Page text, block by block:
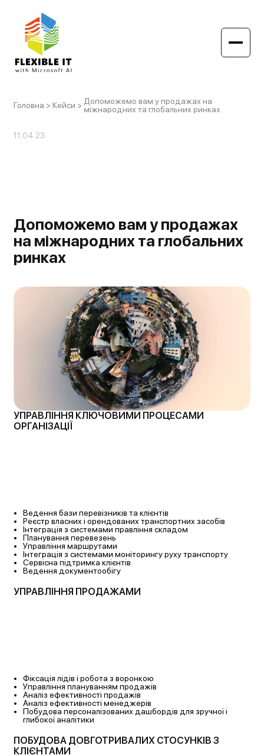
Головна > Кейси > Допоможемо вам у продажах на
міжнародних та глобальних ринках
11.04.23
Допоможемо вам у продажах
на міжнародних та глобальних
ринках
УПРАВЛІННЯ КЛЮЧОВИМИ ПРОЦЕСАМИ
ОРГАНІЗАЦІЇ
Ведення бази перевізників та клієнтів
Реєстр власних і орендованих транспортнихзасобів
Інтеграція з системами правління складом
Планування перевезень
Управління маршрутами
Інтеграція з системами моніторингу рухутранспорту
Сервісна підтримка клієнтів
Ведення документообігу
УПРАВЛІННЯ ПРОДАЖАМИ
Фіксація лідів і робота з воронкою
Управління плануванням продажів
Аналіз ефективності продажів
Аналіз ефективності менеджерів
Побудова персоналізованих дашбордів длязручної і
глибокої аналітики
ПОБУДОВА ДОВГОТРИВАЛИХ СТОСУНКІВ З
КЛІЄНТАМИ